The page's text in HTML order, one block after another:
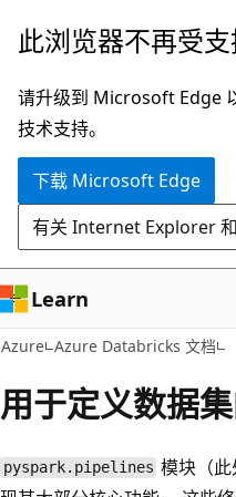
跳
主
要
内
此浏览器不再受支
请升级到 Microsoft Edge
技术支持。
下载 Microsoft Edge
有关 Internet Explorer
Learn
Azure Azure Databricks 文档
用于定义数据
pyspark.pipelines 模块（